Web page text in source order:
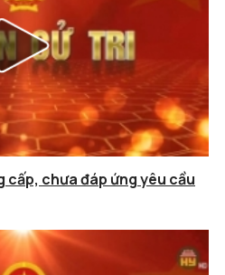
chưa đáp ứng yêu cầu